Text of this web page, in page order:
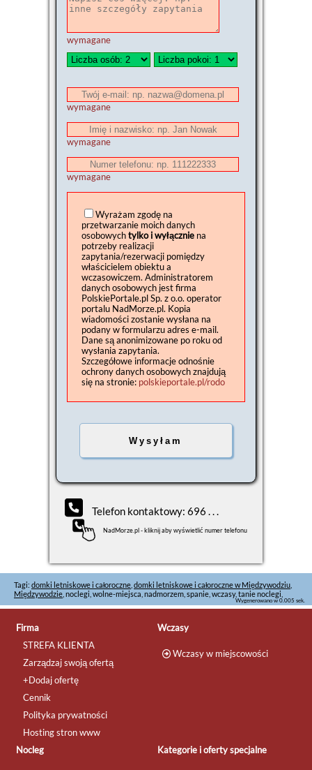
wymagane
wymagane
wymagane
wymagane
Wyrażam zgodę na
przetwarzanie moich danych
osobowychtylko i wyłącznie na
potrzeby realizacji
zapytania/rezerwacji pomiędzy
właścicielem obiektu a
wczasowiczem. Administratorem
danych osobowych jest firma
PolskiePortale.pl Sp. z o.o. operator
portalu NadMorze.pl. Kopia
wiadomości zostanie wysłana na
podany w formularzu adres e-mail.
Dane są anonimizowane po roku od
wysłania zapytania.
Szczegółowe informacje odnośnie
ochrony danych osobowych znajdują
się na stronie: polskieportale.pl/rodo
Telefon kontaktowy: 696 . . .
NadMorze.pl - kliknij aby wyświetlić numer telefonu
Tagi: domki letniskowe i całoroczne domki letniskowe i całoroczne w Międzywodziu
Międzywodzie , noclegi, wolne-miejsca, nadmorzem, spanie, wczasy, tanie noclegi,
Wygenerowano w 0.005 sek.
Firma
STREFA KLIENTA
Zarządzaj swoją ofertą
+Dodaj ofertę
Cennik
Polityka prywatności
Hosting stron www
Wczasy
Wczasy w miejscowości
Nocleg Kategorie i oferty specjalne